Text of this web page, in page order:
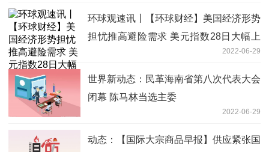
环球观速讯丨【环球财经】美国经济形势
担忧推高避险需求 美元指数28日大幅上
2022-06-29
世界新动态：民革海南省第八次代表大会
闭幕 陈马林当选主委
2022-06-29
动态：【国际大宗商品早报】供应紧张国